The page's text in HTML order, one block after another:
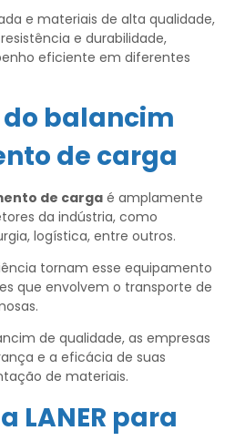
e materiais de alta qualidade,
e durabilidade,
eficiente em diferentes
balancim
de carga
de carga é amplamente
da indústria, como
logística, entre outros.
tornam esse equipamento
que envolvem o transporte de
de qualidade, as empresas
e a eficácia de suas
de materiais.
LANER para